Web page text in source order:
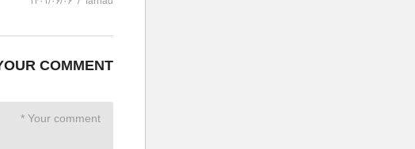
COMMENT